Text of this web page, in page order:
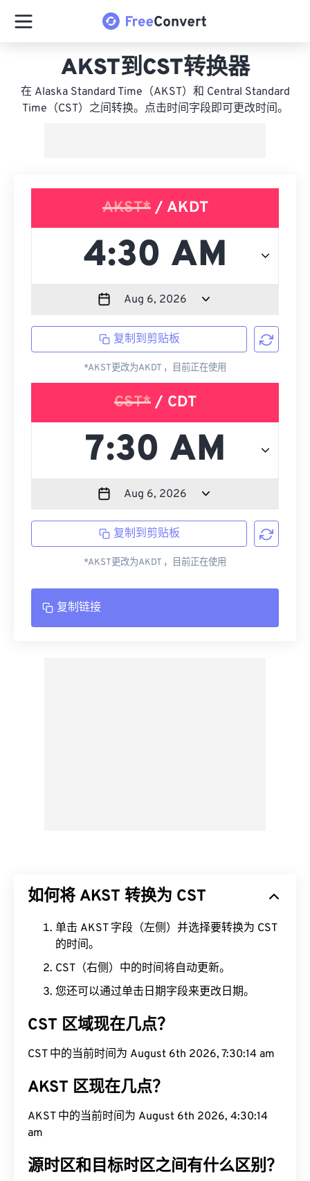
AKST到CST转换器
在 Alaska Standard Time（AKST）和 Central Standard
Time（CST）之间转换。点击时间字段即可更改时间。
AKST*/ AKDT
复制到剪贴板
*AKST更改为AKDT ，目前正在使用
CST*/ CDT
复制到剪贴板
*AKST更改为AKDT ，目前正在使用
复制链接
如何将 AKST 转换为 CST
单击 AKST 字段（左侧）并选择要转换为 CST
的时间。
CST（右侧）中的时间将自动更新。
您还可以通过单击日期字段来更改日期。
CST 区域现在几点？
CST 中的当前时间为 August 6th 2026, 7:30:15 am
AKST 区现在几点？
AKST 中的当前时间为 August 6th 2026, 4:30:15
am
源时区和目标时区之间有什么区别？